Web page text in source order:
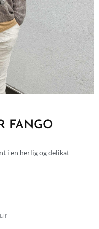
FANGO
i en herlig og delikat